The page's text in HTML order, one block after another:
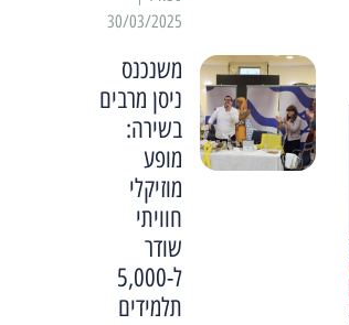
30/03/2025
משנכנס
ניסן מרבים
בשירה:
מופע
מוזיקלי
חוויתי
שודר
ל-5,000
תלמידים